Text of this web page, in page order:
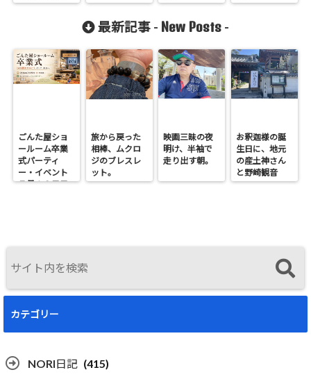
最新記事 - New Posts -
ごんた屋ショ
ールーム卒業
式パーティ
ー・イベント
７月１９日日
旅から戻った
相棒、ムクロ
ジのブレスレ
ット。
映画三昧の夜
明け、半袖で
走り出す朝。
お釈迦様の誕
生日に、地元
の産土神さん
と野崎観音
へ。
カテゴリー
NORI日記 (415)